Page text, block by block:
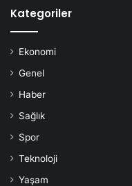
Kategoriler
Ekonomi
Genel
Haber
Sağlık
Spor
Teknoloji
Yaşam